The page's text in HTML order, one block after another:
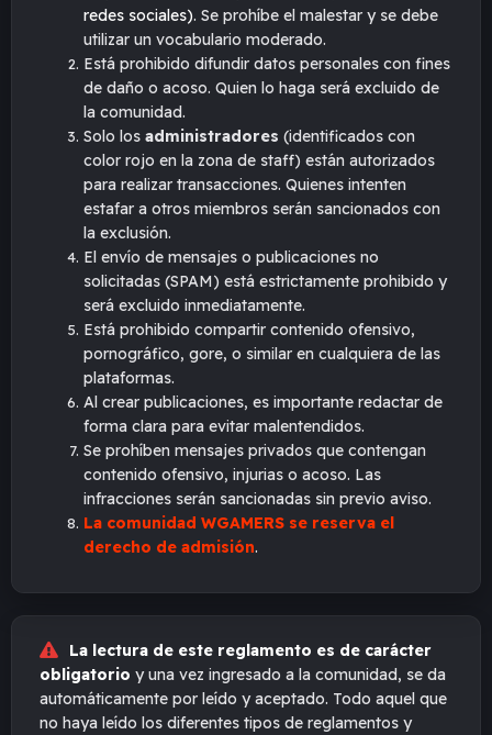
redes sociales). Se prohíbe el malestar y se debe
utilizar un vocabulario moderado.
Está prohibido difundir datos personales con fines
de daño o acoso. Quien lo haga será excluido de
la comunidad.
Solo los administradores (identificados con
color rojo en la zona de staff) están autorizados
para realizar transacciones. Quienes intenten
estafar a otros miembros serán sancionados con
la exclusión.
El envío de mensajes o publicaciones no
solicitadas (SPAM) está estrictamente prohibido y
será excluido inmediatamente.
Está prohibido compartir contenido ofensivo,
pornográfico, gore, o similar en cualquiera de las
plataformas.
Al crear publicaciones, es importante redactar de
forma clara para evitar malentendidos.
Se prohíben mensajes privados que contengan
contenido ofensivo, injurias o acoso. Las
infracciones serán sancionadas sin previo aviso.
La comunidad WGAMERS se reserva el
derecho de admisión.
La lectura de este reglamento es de carácter
obligatorio y una vez ingresado a la comunidad, se da
automáticamente por leído y aceptado. Todo aquel que
no haya leído los diferentes tipos de reglamentos y